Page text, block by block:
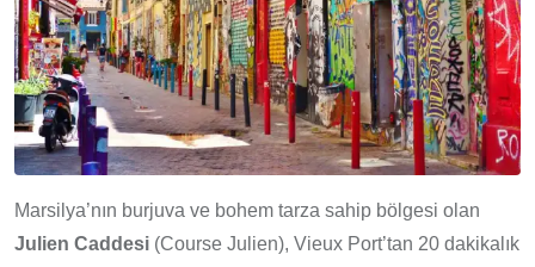
Marsilya’nın burjuva ve bohem tarza sahip bölgesi olan
Julien Caddesi (Course Julien), Vieux Port’tan 20 dakikalık